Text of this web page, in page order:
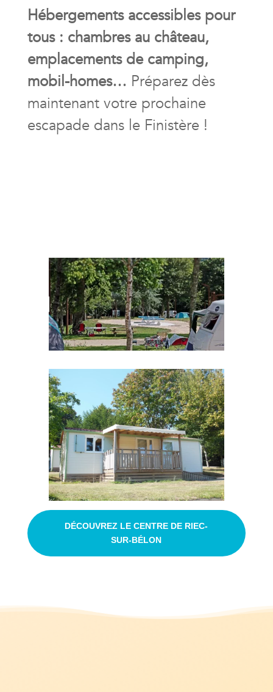
Hébergements accessibles pour
tous : chambres au château,
emplacements de camping,
mobil-homes… Préparez dès
maintenant votre prochaine
escapade dans le Finistère !
DÉCOUVREZ LE CENTRE DE RIEC-
SUR-BÉLON